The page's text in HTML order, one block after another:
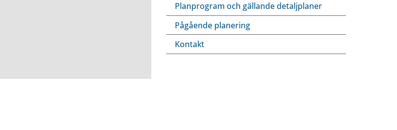
Planprogram och gällande detaljplaner
Pågående planering
Kontakt